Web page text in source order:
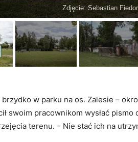
Zdjęcie: Sebastian
w parku na os. Zalesie –
swoim pracownikom wysłać
terenu. – Nie stać ich na